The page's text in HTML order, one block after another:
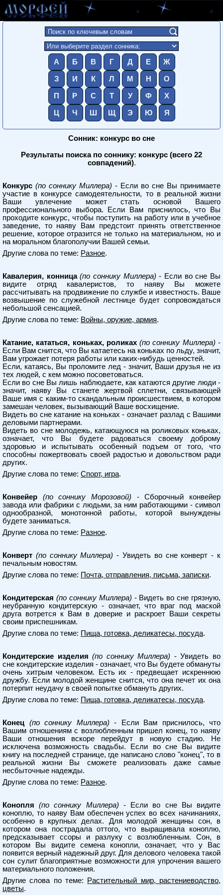
А Б В Г Д Е Ж
З И К Л М Н О
П Р С Т У Ф Х
Ц Ч Ш Щ Э Ю Я
Сонник: конкурс во сне
Результаты поиска по соннику: конкурс (всего 22
совпадений).
Конкурс (по соннику Миллера) - Если во сне Вы принимаете
участие в конкурсе самодеятельности, то в реальной жизни
Ваши увлечение может стать основой Вашего
профессионального выбора. Если Вам приснилось, что Вы
проходите конкурс, чтобы поступить на работу или в учебное
заведение, то наяву Вам предстоит принять ответственное
решение, которое отразится не только на материальном, но и
на моральном благополучии Вашей семьи.
Другие слова по теме: Разное.
Кавалерия, конница (по соннику Миллера) - Если во сне Вы
видите отряд кавалеристов, то наяву Вы можете
рассчитывать на продвижение по службе и известность. Ваше
возвышение по служебной лестнице будет сопровождаться
небольшой сенсацией.
Другие слова по теме: Войны, оружие, армия.
Катание, кататься, коньках, роликах (по соннику Миллера) -
Если Вам снится, что Вы катаетесь на коньках по льду, значит,
Вам угрожает потеря работы или каких-нибудь ценностей.
Если, катаясь, Вы проломите лед - значит, Ваши друзья не из
тех людей, с кем можно посоветоваться.
Если во сне Вы лишь наблюдаете, как катаются другие люди -
значит, наяву Вы станете жертвой сплетни, связывающей
Ваше имя с каким-то скандальным происшествием, в котором
замешан человек, вызывающий Ваше восхищение.
Видеть во сне катание на коньках - означает разлад с Вашими
деловыми партнерами.
Видеть во сне молодежь, катающуюся на роликовых коньках,
означает, что Вы будете радоваться своему доброму
здоровью и испытывать особенный подъем от того, что
способны пожертвовать своей радостью и довольством ради
других.
Другие слова по теме: Спорт, игра.
Конвейер (по соннику Морозовой) - Сборочный конвейер
завода или фабрики с людьми, за ним работающими - символ
однообразной, монотонной работы, которой вынуждены
будете заниматься.
Другие слова по теме: Разное.
Конверт (по соннику Миллера) - Увидеть во сне конверт - к
печальным новостям.
Другие слова по теме: Почта, отправления, письма, записки.
Кондитерская (по соннику Миллера) - Видеть во сне грязную,
неубранную кондитерскую - означает, что враг под маской
друга вотрется к Вам в доверие и раскроет Ваши секреты
своим приспешникам.
Другие слова по теме: Пища, готовка, деликатесы, посуда.
Кондитерские изделия (по соннику Миллера) - Увидеть во
сне кондитерские изделия - означает, что Вы будете обмануты
очень хитрым человеком. Есть их - предвещает искреннюю
дружбу. Если молодой женщине снится, что она печет их она
потерпит неудачу в своей попытке обмануть других.
Другие слова по теме: Пища, готовка, деликатесы, посуда.
Конец (по соннику Миллера) - Если Вам приснилось, что
Вашим отношениям с возлюбленным пришел конец, то наяву
Ваши отношения вскоре перейдут в новую стадию. Не
исключена возможность свадьбы. Если во сне Вы видите
книгу на последней странице, где написано слово "конец", то в
реальной жизни Вы сможете реализовать даже самые
несбыточные надежды.
Другие слова по теме: Разное.
Конопля (по соннику Миллера) - Если во сне Вы видите
коноплю, то наяву Вам обеспечен успех во всех начинаниях,
особенно в крупных делах. Для молодой женщины сон, в
котором она пострадала оттого, что выращивала коноплю,
предсказывает ссоры и разлуку с возлюбленным. Сон, в
котором Вы видите семена конопли, означает, что у Вас
появится верный надежный друг. Для делового человека такой
сон сулит благоприятные возможности для упрочения вашего
материального положения.
Другие слова по теме:
Растительный мир, растениеводство,
цветы.